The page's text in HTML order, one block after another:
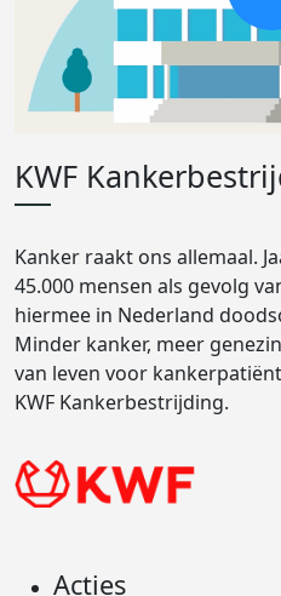
KWF
Kanker raakt ons allemaal.
45.000 mensen als gevolg
hiermee in Nederland
Minder kanker, meer
van leven voor
KWF Kankerbestrijding.
Acties